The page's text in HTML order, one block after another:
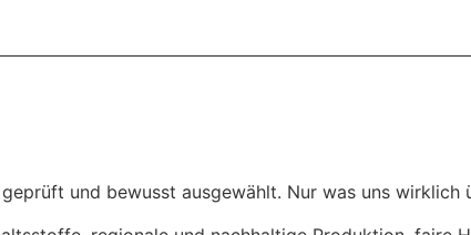
und bewusst ausgewählt. Nur was uns wirklich